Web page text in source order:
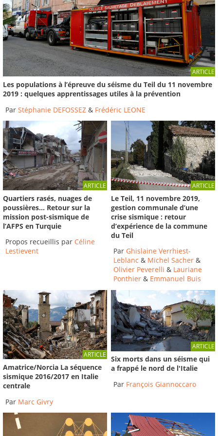
07:27
Explique moi... le séisme du Teil
2022-Institut des Risques Majeurs
11:44
Séisme du Teil - #1 La faille
2022-Institut des Risques Majeurs
ARTICLE
Les populations à l’épreuve du séisme du Teil du 11 novembre
2019 : quelques apprentissages utiles à la prévention
Par Stéphanie DEFOSSEZ & Frédéric LEONE
ARTICLE
Quartiers rasés, nuages de
poussières… Retour sur la
mission post-sismique de
l’AFPS en Turquie
Propos recueillis par Céline
Lestievent
ARTICLE
Le Teil, 11 novembre 2019,
gestion communale d’une
crise sismique : retour
d’expérience de la commune
du Teil
Par Ghislaine Verrhiest-
Leblanc & Michel Sacher &
Olivier Peverelli & Lauriane
Ponthier& Emmanuel Buis
ARTICLE
Amatrice/Norcia La séquence
sismique 2016/2017 en Italie
centrale
Par Marc Givry
ARTICLE
Six morts dans un séisme qui
a frappé le nord de l'Italie
Par François Giannoccaro